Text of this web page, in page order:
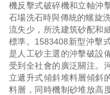
機反擊式破碎機和立軸沖
石場洗石時與傳統的螺旋
流失少，所洗建筑砂配和
標準。1583408新型沖擊
是人工砂主選的沖擊破設
受到全社會的廣泛關注。
立遞升式傾斜堆料層傾斜
料層，同時機制砂堆放高